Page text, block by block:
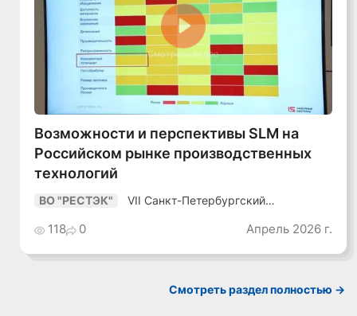
Смотреть видео
Возможности и перспективы SLM на
Российском рынке производственных
технологий
ВО "РЕСТЭК"
VII Санкт-Петербургский
118 0 Апрель 2026 г.
Смотреть раздел полностью ->